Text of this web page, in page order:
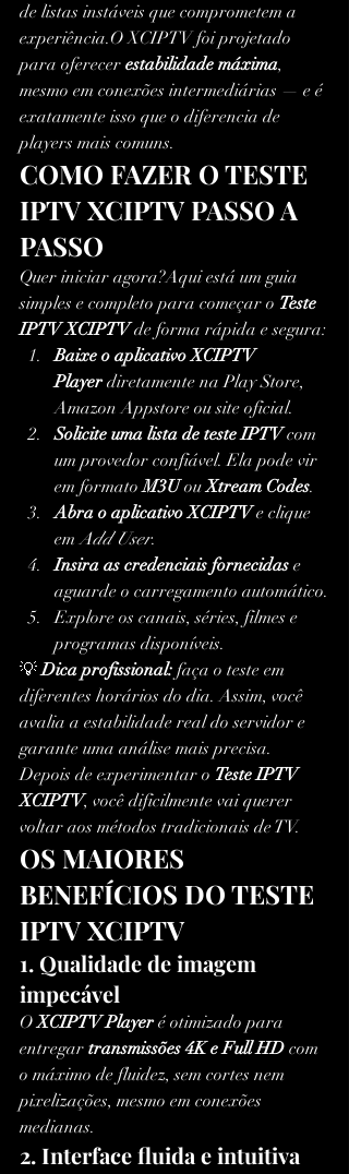
de listas instáveis que comprometem a
experiência.O XCIPTV foi projetado
para oferecer estabilidade máxima,
mesmo em conexões intermediárias — e é
exatamente isso que o diferencia de
players mais comuns.
COMO FAZER O TESTE
IPTV XCIPTV PASSO A
PASSO
Quer iniciar agora?Aqui está um guia
simples e completo para começar o Teste
IPTV XCIPTV de forma rápida e segura:
Baixe o aplicativo XCIPTV
Player diretamente na Play Store,
Amazon Appstore ou site oficial.
Solicite uma lista de teste IPTV com
um provedor confiável. Ela pode vir
em formato M3U ou Xtream Codes.
Abra o aplicativo XCIPTV e clique
em Add User.
Insira as credenciais fornecidas e
aguarde o carregamento automático.
Explore os canais, séries, filmes e
programas disponíveis.
💡 Dica profissional: faça o teste em
diferentes horários do dia. Assim, você
avalia a estabilidade real do servidor e
garante uma análise mais precisa.
Depois de experimentar o Teste IPTV
XCIPTV, você dificilmente vai querer
voltar aos métodos tradicionais de TV.
OS MAIORES
BENEFÍCIOS DO TESTE
IPTV XCIPTV
1. Qualidade de imagem
impecável
O XCIPTV Player é otimizado para
entregar transmissões 4K e Full HD com
o máximo de fluidez, sem cortes nem
pixelizações, mesmo em conexões
medianas.
2. Interface fluida e intuitiva